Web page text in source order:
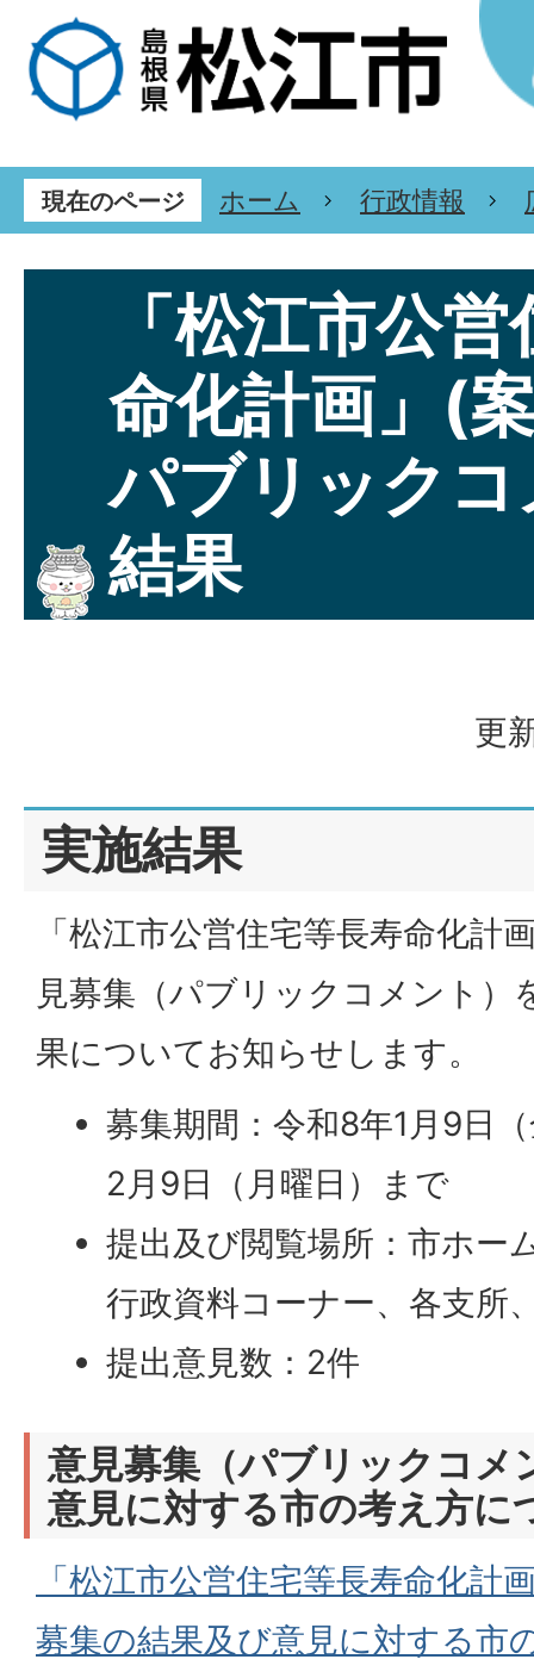
現在のページ ホーム 行政情報
「松江市公
命化計画」(
パブリック
結果
更
実施結果
「松江市公営住宅等長寿命化計
見募集（パブリックコメント）
果についてお知らせします。
募集期間：令和8年1月9日
2月9日（月曜日）まで
提出及び閲覧場所：市ホー
行政資料コーナー、各支所
提出意見数：2件
意見募集（パブリックコメ
意見に対する市の考え方に
「松江市公営住宅等長寿命化計
募集の結果及び意見に対する市